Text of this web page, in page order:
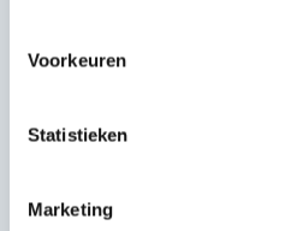
Voorkeuren
Statistieken
Marketing
Forte